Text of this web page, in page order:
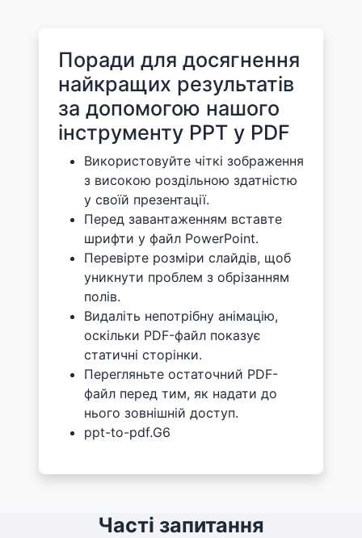
Поради для досягнення
найкращих результатів
за допомогою нашого
інструменту PPT у PDF
Використовуйте чіткі зображення
з високою роздільною здатністю
у своїй презентації.
Перед завантаженням вставте
шрифти у файл PowerPoint.
Перевірте розміри слайдів, щоб
уникнути проблем з обрізанням
полів.
Видаліть непотрібну анімацію,
оскільки PDF-файл показує
статичні сторінки.
Перегляньте остаточний PDF-
файл перед тим, як надати до
нього зовнішній доступ.
ppt-to-pdf.G6
Часті запитання